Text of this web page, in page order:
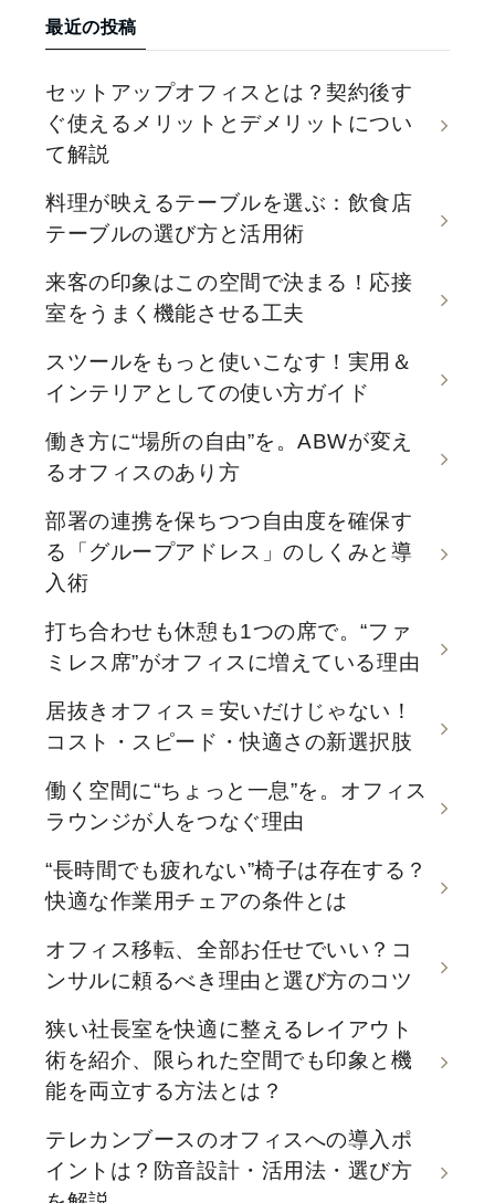
最近の投稿
セットアップオフィスとは？契約後す
ぐ使えるメリットとデメリットについ
て解説
料理が映えるテーブルを選ぶ：飲食店
テーブルの選び方と活用術
来客の印象はこの空間で決まる！応接
室をうまく機能させる工夫
スツールをもっと使いこなす！実用＆
インテリアとしての使い方ガイド
働き方に“場所の自由”を。ABWが変え
るオフィスのあり方
部署の連携を保ちつつ自由度を確保す
る「グループアドレス」のしくみと導
入術
打ち合わせも休憩も1つの席で。“ファ
ミレス席”がオフィスに増えている理由
居抜きオフィス＝安いだけじゃない！
コスト・スピード・快適さの新選択肢
働く空間に“ちょっと一息”を。オフィス
ラウンジが人をつなぐ理由
“長時間でも疲れない”椅子は存在する？
快適な作業用チェアの条件とは
オフィス移転、全部お任せでいい？コ
ンサルに頼るべき理由と選び方のコツ
狭い社長室を快適に整えるレイアウト
術を紹介、限られた空間でも印象と機
能を両立する方法とは？
テレカンブースのオフィスへの導入ポ
イントは？防音設計・活用法・選び方